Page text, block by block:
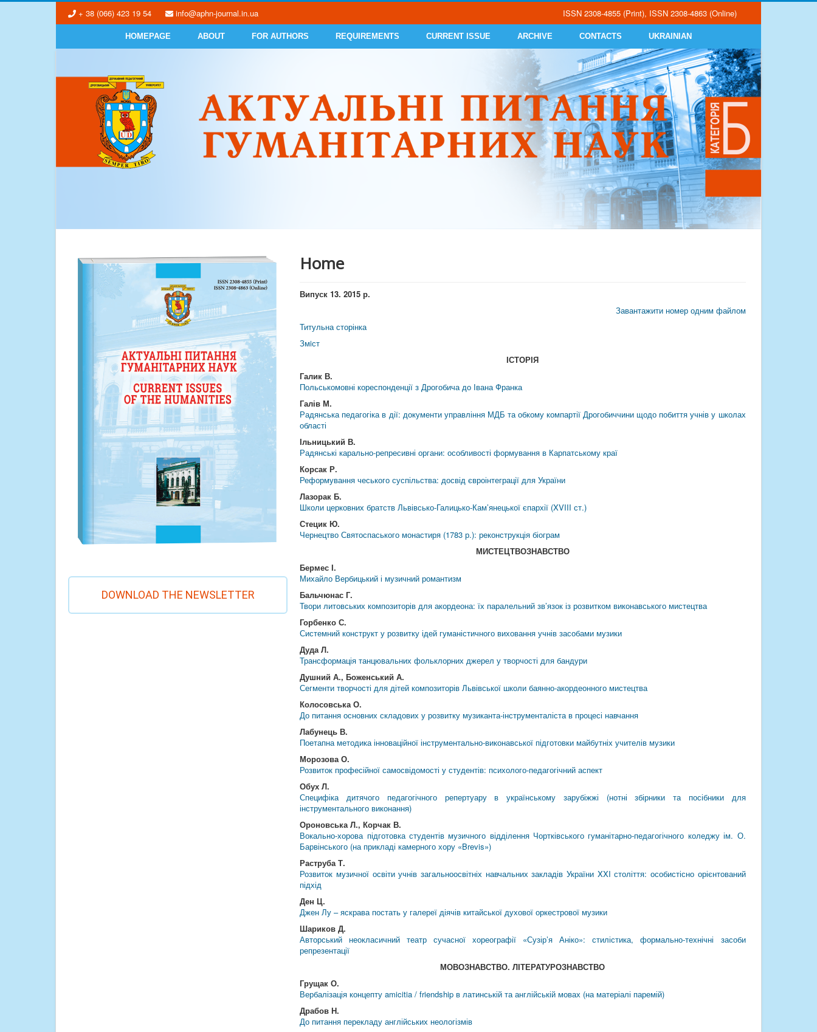
+ 38 (066) 423 19 54 info@aphn-journal.in.ua ISSN 2308-4855 (Print), ISSN 2308-4863 (Online)
HOMEPAGE ABOUT FOR AUTHORS REQUIREMENTS CURRENT ISSUE ARCHIVE CONTACTS UKRAINIAN
DOWNLOAD THE NEWSLETTER
Home
Випуск 13. 2015 р.
Завантажити номер одним файлом
Титульна сторінка
Змiст
ІСТОРІЯ
Галик В.
Польськомовні кореспонденції з Дрогобича до Івана Франка
Галів М.
Радянська педагогіка в дії: документи управління МДБ та обкому компартії Дрогобиччини щодо побиття учнів у школах
області
Ільницький В.
Радянські карально-репресивні органи: особливості формування в Карпатському краї
Корсак Р.
Реформування чеського суспільства: досвід євроінтеграції для України
Лазорак Б.
Школи церковних братств Львівсько-Галицько-Кам’янецької єпархії (XVIII ст.)
Стецик Ю.
Чернецтво Святоспаського монастиря (1783 р.): реконструкція біограм
МИСТЕЦТВОЗНАВСТВО
Бермес І.
Михайло Вербицький і музичний романтизм
Бальчюнас Г.
Твори литовських композиторів для акордеона: їх паралельний зв’язок із розвитком виконавського мистецтва
Горбенко С.
Системний конструкт у розвитку ідей гуманістичного виховання учнів засобами музики
Дуда Л.
Трансформація танцювальних фольклорних джерел у творчості для бандури
Душний А., Боженський А.
Сегменти творчості для дітей композиторів Львівської школи баянно-акордеонного мистецтва
Колосовська О.
До питання основних складових у розвитку музиканта-інструменталіста в процесі навчання
Лабунець В.
Поетапна методика інноваційної інструментально-виконавської підготовки майбутніх учителів музики
Морозова О.
Розвиток професійної самосвідомості у студентів: психолого-педагогічний аспект
Обух Л.
Специфіка дитячого педагогічного репертуару в українському зарубіжжі (нотні збірники та посібники для
інструментального виконання)
Ороновська Л., Корчак В.
Вокально-хорова підготовка студентів музичного відділення Чортківського гуманітарно-педагогічного коледжу ім. О.
Барвінського (на прикладі камерного хору «Brevis»)
Раструба Т.
Розвиток музичної освіти учнів загальноосвітніх навчальних закладів України XXI століття: особистісно орієнтований
підхід
Ден Ц.
Джен Лу – яскрава постать у галереї діячів китайської духової оркестрової музики
Шариков Д.
Авторський неокласичний театр сучасної хореографії «Сузір’я Аніко»: стилістика, формально-технічні засоби
репрезентації
МОВОЗНАВСТВО. ЛІТЕРАТУРОЗНАВСТВО
Грущак О.
Вербалізація концепту amicitia / friendship в латинській та англійській мовах (на матеріалі паремій)
Драбов Н.
До питання перекладу англійських неологізмів